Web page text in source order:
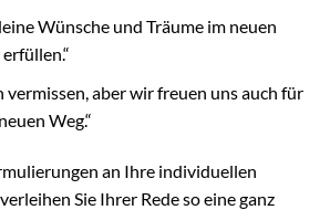
Wünsche und Träume im neuen
vermissen, aber wir freuen uns auch für
Weg.“
an Ihre individuellen
Sie Ihrer Rede so eine ganz